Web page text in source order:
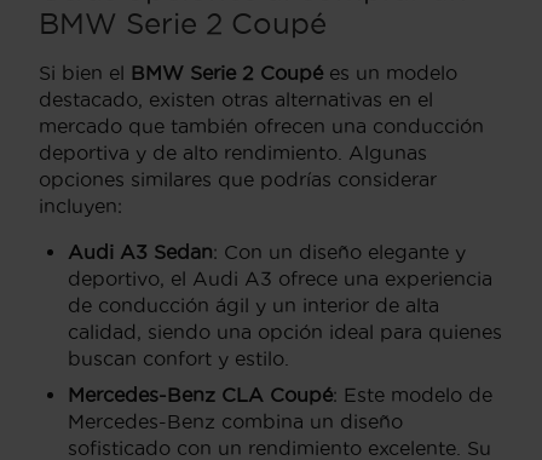
BMW Serie 2 Coupé
Si bien el BMW Serie 2 Coupé es un modelo
destacado, existen otras alternativas en el
mercado que también ofrecen una conducción
deportiva y de alto rendimiento. Algunas
opciones similares que podrías considerar
incluyen:
Audi A3 Sedan: Con un diseño elegante y
deportivo, el Audi A3 ofrece una experiencia
de conducción ágil y un interior de alta
calidad, siendo una opción ideal para quienes
buscan confort y estilo.
Mercedes-Benz CLA Coupé: Este modelo de
Mercedes-Benz combina un diseño
sofisticado con un rendimiento excelente. Su